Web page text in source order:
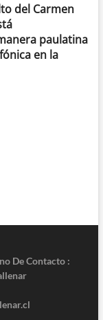
del Carmen
paulatina
en la
De Contacto :